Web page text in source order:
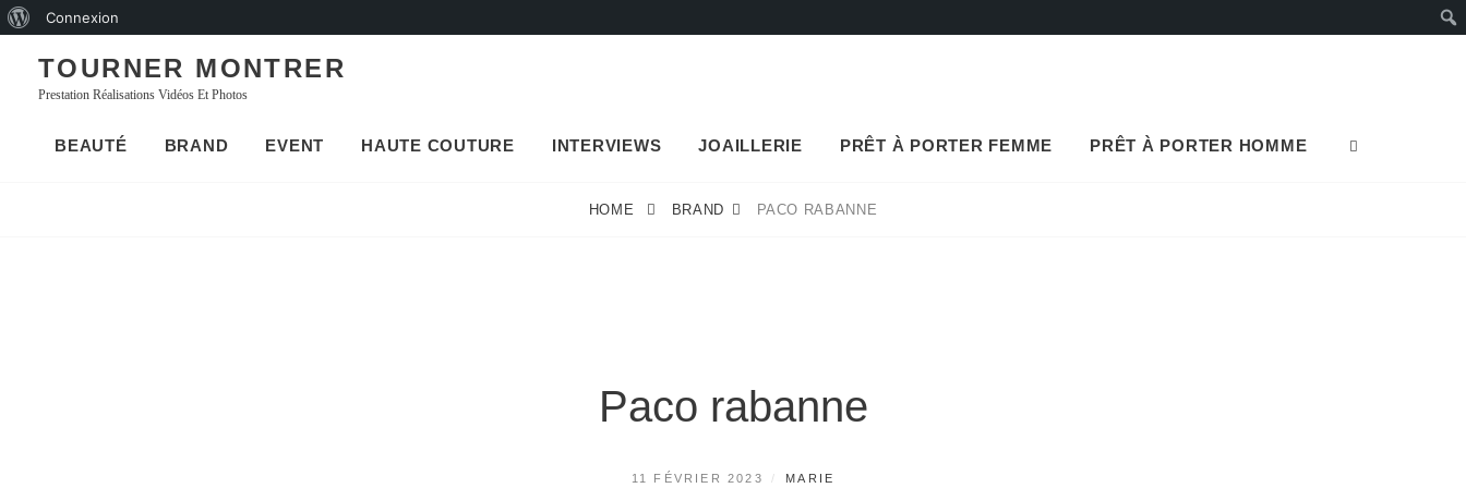
de
Connexion
TOURNER MONTRER
Prestation Réalisations Vidéos Et Photos
BEAUTÉ BRAND EVENT HAUTE COUTURE INTERVIEWS JOAILLERIE PRÊT À PORTER FEMME PRÊT À PORTER HOMME
HOME BRAND PACO RABANNE
Paco rabanne
POSTED
11 FÉVRIER 2023 BY
MARIE